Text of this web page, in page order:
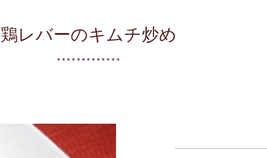
鶏レバーのキムチ炒め